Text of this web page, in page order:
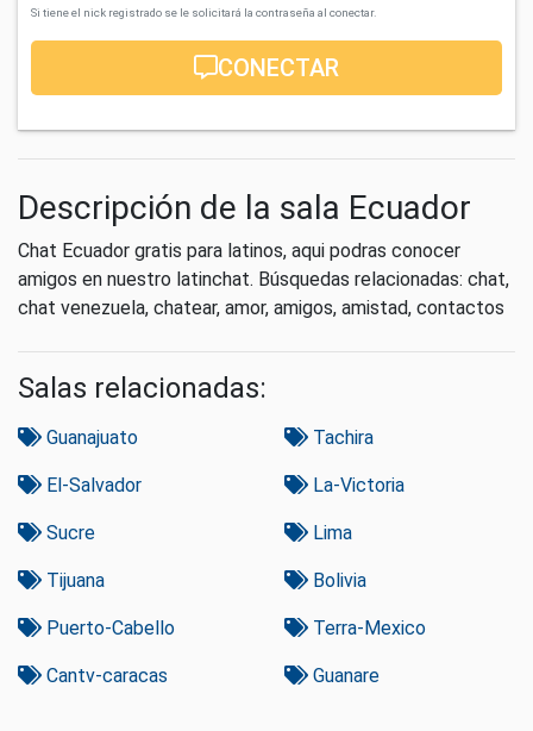
Si tiene el nick registrado se le solicitará la contraseña al conectar.
CONECTAR
Descripción de la sala Ecuador
Chat Ecuador gratis para latinos, aqui podras conocer
amigos en nuestro latinchat. Búsquedas relacionadas: chat,
chat venezuela, chatear, amor, amigos, amistad, contactos
Salas relacionadas:
Guanajuato Tachira
El-Salvador La-Victoria
Sucre Lima
Tijuana Bolivia
Puerto-Cabello Terra-Mexico
Cantv-caracas Guanare